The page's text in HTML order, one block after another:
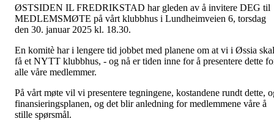
ØSTSIDEN IL FREDRIKSTAD har gleden av å invitere DEG til
MEDLEMSMØTE på vårt klubbhus i Lundheimveien 6, torsdag
den 30. januar 2025 kl. 18.30.
En komitè har i lengere tid jobbet med planene om at vi i Øssia skal
få et NYTT klubbhus, - og nå er tiden inne for å presentere dette
alle våre medlemmer.
På vårt møte vil vi presentere tegningene, kostandene rundt dette,
finansieringsplanen, og det blir anledning for medlemmene våre å
stille spørsmål.